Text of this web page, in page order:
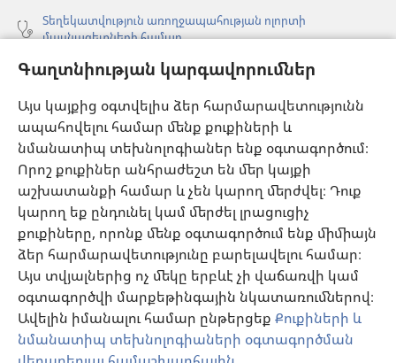
Գաղտնիության կարգավորումներ
Այս կայքից օգտվելիս ձեր հարմարավետությունն
ապահովելու համար մենք քուքիների և
նմանատիպ տեխնոլոգիաներ ենք օգտագործում։
Որոշ քուքիներ անհրաժեշտ են մեր կայքի
աշխատանքի համար և չեն կարող մերժվել։ Դուք
կարող եք ընդունել կամ մերժել լրացուցիչ
քուքիները, որոնք մենք օգտագործում ենք միմիայն
ձեր հարմարավետությունը բարելավելու համար։
Այս տվյալներից ոչ մեկը երբևէ չի վաճառվի կամ
օգտագործվի մարքեթինգային նկատառումներով։
Ավելին իմանալու համար ընթերցեք Քուքիների և
նմանատիպ տեխնոլոգիաների օգտագործման
Տեղեկատվություն առողջապահության ոլորտի
մասնագետների համար
Գլոբալ հաղորդակցություն
Օգնություն
Նվիրատվություններ
(բացվում
է
նոր
պատուհան)
Դիտարանի ՕՆԼԱՅՆ ԳՐԱԴԱՐԱՆ
(բացվում
է
նոր
պատուհան)
JW Hub
(բացվում
է
նոր
պատուհան)
JW Library® հավելված
Watchtower Library